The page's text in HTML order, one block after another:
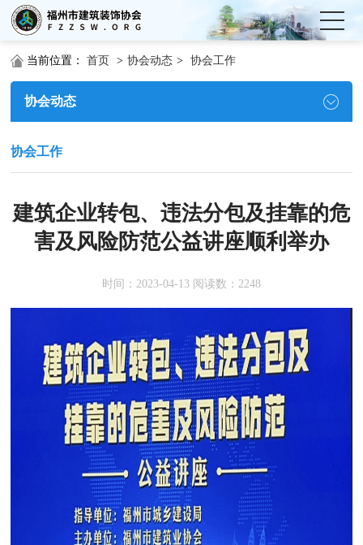
当前位置：首页 > 协会动态 > 协会工作
协会动态
协会工作
建筑企业转包、违法分包及挂靠的危
害及风险防范公益讲座顺利举办
时间：2023-04-13 阅读数：2248